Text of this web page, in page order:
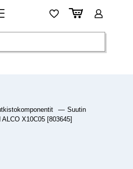
— Suutin
ALCO X10C05 [803645]